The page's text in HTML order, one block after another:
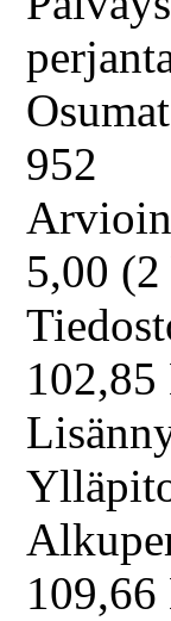
Osumat
952
5,00 (2